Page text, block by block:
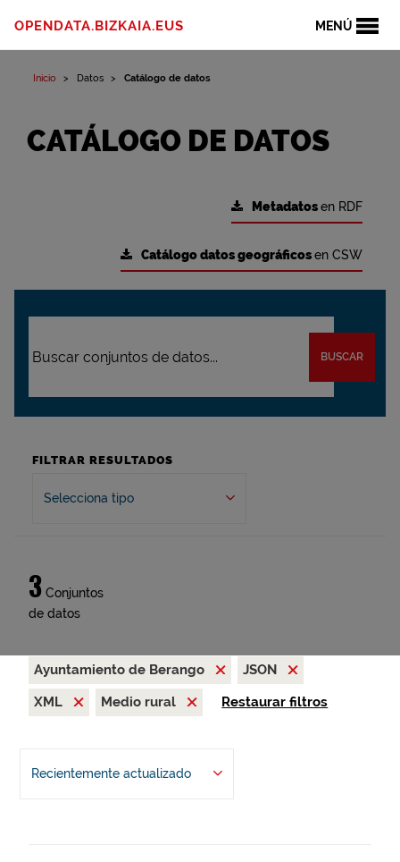
MENÚ
OPENDATA.BIZKAIA.EUS
Inicio Datos Catálogo de datos
CATÁLOGO DE DATOS
Metadatosen RDF
Catálogo datos geográficosen CSW
BUSCAR
FILTRAR RESULTADOS
Selecciona tipo
3 Conjuntos
de datos
Ayuntamiento de Berango
JSON
XML
Medio rural Restaurar filtros
Recientemente actualizado